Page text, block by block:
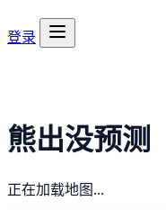
登录
熊出没预测
正在加载地图...